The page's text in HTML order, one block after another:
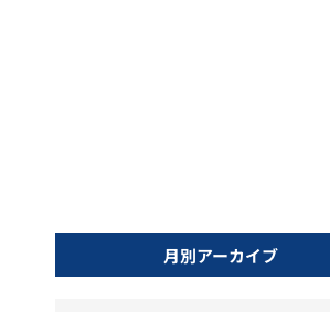
月別アーカイブ